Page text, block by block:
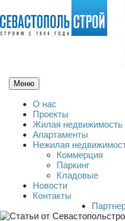
Меню
О нас
Проекты
Жилая недвижимость
Апартаменты
Нежилая
Коммерция
Паркинг
Кладовые
Новости
Контакты